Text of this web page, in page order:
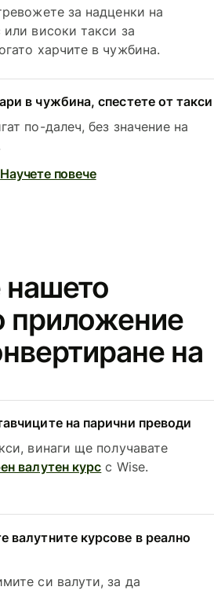
за надценки на
или високи такси за
харчите в чужбина.
в чужбина, спестете от такси
по-далеч, без значение на
Научете повече
нашето
приложение
на
на парични преводи
винаги ще получавате
валутен курс с Wise.
валутните курсове в реално
си валути, за да